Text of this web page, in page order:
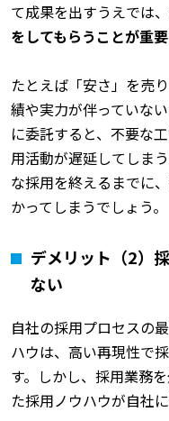
て成果を出すうえでは、
をしてもらうことが重要
たとえば「安さ」を売
績や実力が伴っていな
に委託すると、不要な
用活動が遅延してしま
な採用を終えるまでに
かってしまうでしょう。
デメリット（2）
ない
自社の採用プロセスの
ハウは、高い再現性で
す。しかし、採用業務
た採用ノウハウが自社